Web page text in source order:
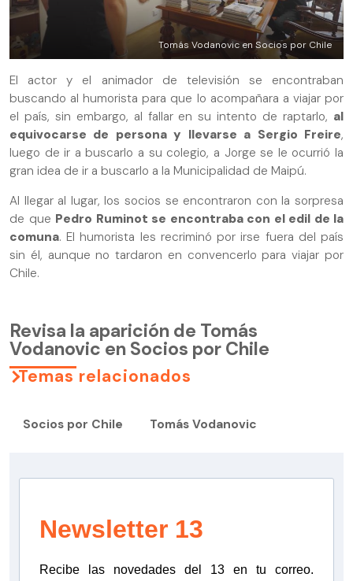
Tomás Vodanovic en Socios por Chile
El actor y el animador de televisión se encontraban
buscando al humorista para que lo acompañara a viajar por
el país, sin embargo, al fallar en su intento de raptarlo, al
equivocarse de persona y llevarse a Sergio Freire,
luego de ir a buscarlo a su colegio, a Jorge se le ocurrió la
gran idea de ir a buscarlo a la Municipalidad de Maipú.
Al llegar al lugar, los socios se encontraron con la sorpresa
de que Pedro Ruminot se encontraba con el edil de la
comuna. El humorista les recriminó por irse fuera del país
sin él, aunque no tardaron en convencerlo para viajar por
Chile.
Revisa la aparición de Tomás
Vodanovic en Socios por Chile
Temas relacionados
Socios por Chile Tomás Vodanovic
Newsletter 13
Recibe las novedades del 13 en tu correo.